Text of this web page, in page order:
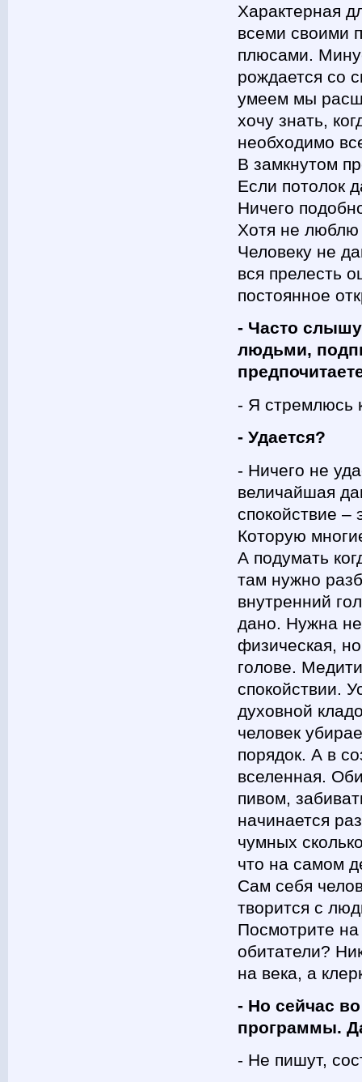
Характерная
всеми своими
плюсами.
рождается со
умеем мы
хочу знать,
необходимо
В замкнутом
Если потолок
Ничего
Хотя не люблю
Человеку не
вся прелесть
постоянное
- Часто
людьми,
- Я стремлюсь
- Удается?
- Ничего не
величайшая
спокойствие
Которую
А подумать
там нужно
внутренний
дано. Нужна
физическая,
голове.
спокойствии.
духовной
человек
порядок. А в
вселенная.
пивом,
начинается
чумных
что на самом
Сам себя
творится с
Посмотрите на
обитатели?
на века, а
- Но сейчас
программы.
- Не пишут,